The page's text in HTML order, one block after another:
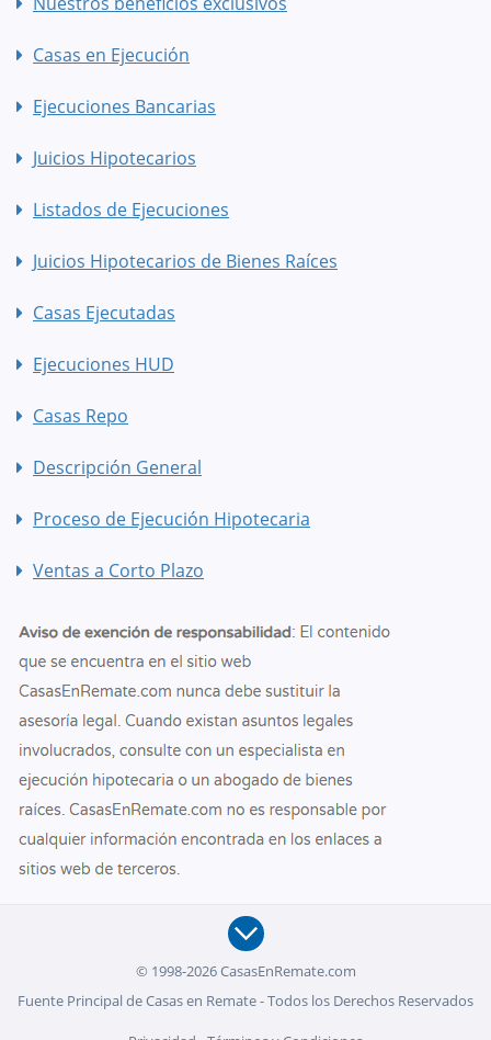
Casas en Ejecución
Ejecuciones Bancarias
Juicios Hipotecarios
Listados de Ejecuciones
Juicios Hipotecarios de Bienes Raíces
Casas Ejecutadas
Ejecuciones HUD
Casas Repo
Descripción General
Proceso de Ejecución Hipotecaria
Ventas a Corto Plazo
© 1998-2026 CasasEnRemate.com
Fuente Principal de Casas en Remate - Todos los Derechos Reservados